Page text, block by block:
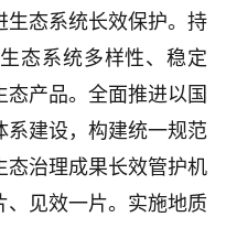
态系统长效保护。持
态系统多样性、稳定
产品。全面推进以国
系建设，构建统一规范
态治理成果长效管护机
见效一片。实施地质